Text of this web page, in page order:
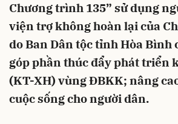
Chương trình 135” sử dụng
viện trợ không hoàn lại của
do Ban Dân tộc tỉnh Hòa Bình
góp phần thúc đẩy phát triển
(KT-XH) vùng ĐBKK; nâng
cuộc sống cho người dân.